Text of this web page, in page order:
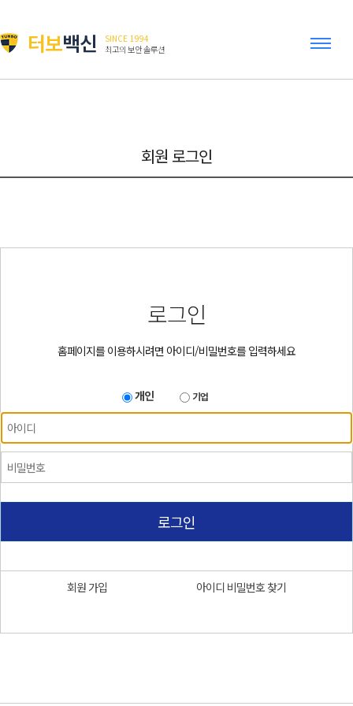
터보백신
SINCE 1994
최고의 보안 솔루션
회원 로그인
로그인
홈페이지를 이용하시려면 아이디/비밀번호를 입력하세요
개인 기업
로그인
회원 가입 아이디 비밀번호 찾기